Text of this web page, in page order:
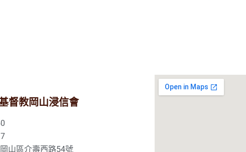
督教岡山浸信會
山區介壽西路54號